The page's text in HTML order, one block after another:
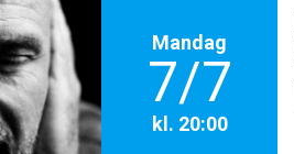
Mandag
7/7
kl. 20:00